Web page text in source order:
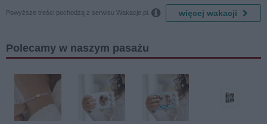
Powyższe treści pochodzą z serwisu Wakacje.pl.  więcej wakacji
Polecamy w naszym pasażu